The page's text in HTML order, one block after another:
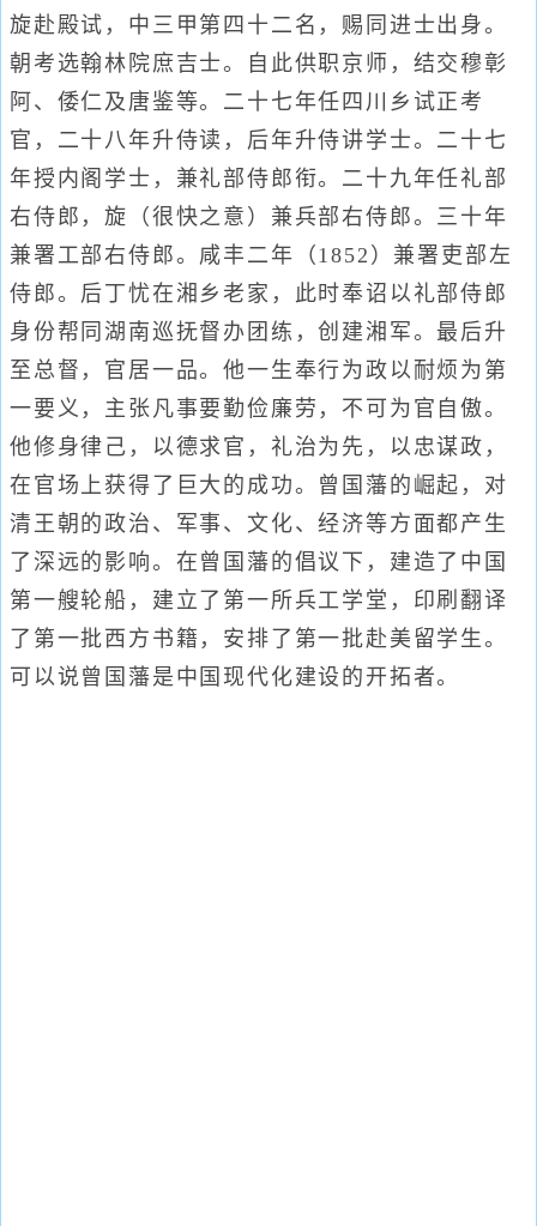
旋赴殿试，中三甲第四十二名，赐同进士出身。
朝考选翰林院庶吉士。自此供职京师，结交穆彰
阿、倭仁及唐鉴等。二十七年任四川乡试正考
官，二十八年升侍读，后年升侍讲学士。二十七
年授内阁学士，兼礼部侍郎衔。二十九年任礼部
右侍郎，旋（很快之意）兼兵部右侍郎。三十年
兼署工部右侍郎。咸丰二年（1852）兼署吏部左
侍郎。后丁忧在湘乡老家，此时奉诏以礼部侍郎
身份帮同湖南巡抚督办团练，创建湘军。最后升
至总督，官居一品。他一生奉行为政以耐烦为第
一要义，主张凡事要勤俭廉劳，不可为官自傲。
他修身律己，以德求官，礼治为先，以忠谋政，
在官场上获得了巨大的成功。曾国藩的崛起，对
清王朝的政治、军事、文化、经济等方面都产生
了深远的影响。在曾国藩的倡议下，建造了中国
第一艘轮船，建立了第一所兵工学堂，印刷翻译
了第一批西方书籍，安排了第一批赴美留学生。
可以说曾国藩是中国现代化建设的开拓者。